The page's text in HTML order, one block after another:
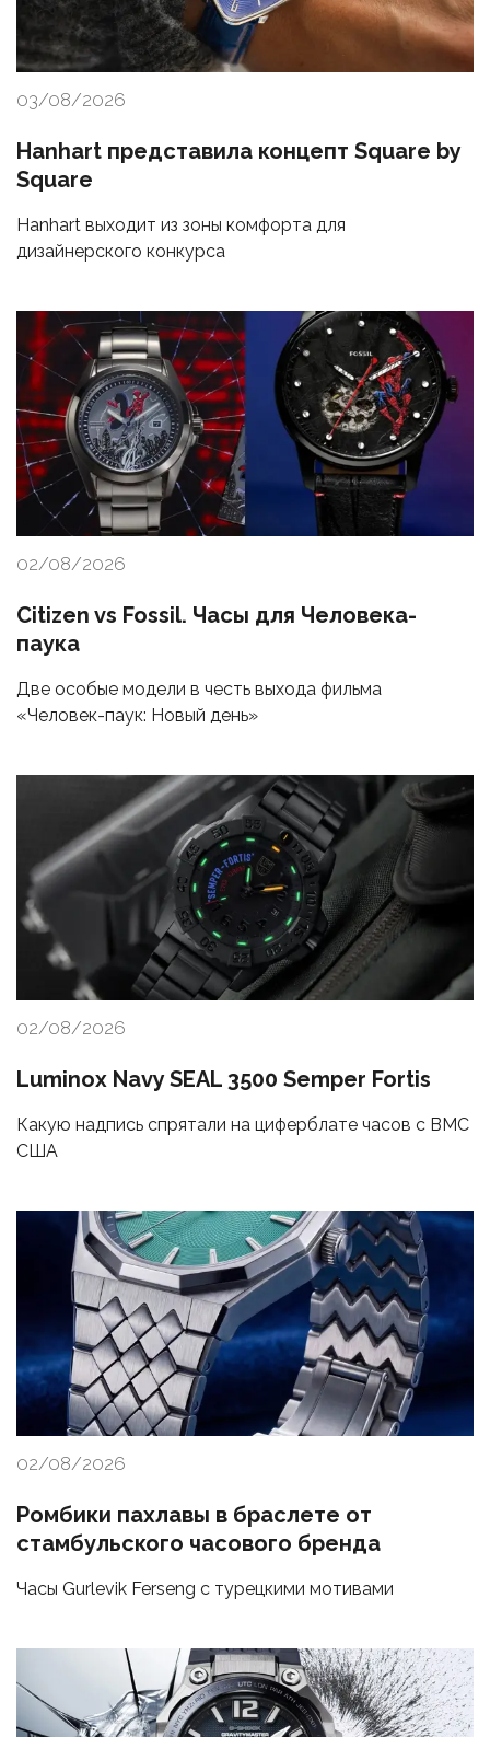
03/08/2026
Hanhart представила концепт Square by
Square
Hanhart выходит из зоны комфорта для
дизайнерского конкурса
02/08/2026
Citizen vs Fossil. Часы для Человека-
паука
Две особые модели в честь выхода фильма
«Человек-паук: Новый день»
02/08/2026
Luminox Navy SEAL 3500 Semper Fortis
Какую надпись спрятали на циферблате часов с ВМС
США
02/08/2026
Ромбики пахлавы в браслете от
стамбульского часового бренда
Часы Gurlevik Ferseng с турецкими мотивами